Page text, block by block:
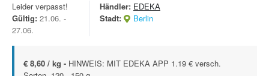
Leider verpasst!
Gültig: 21.06. -
27.06.
Händler: EDEKA
Stadt:
Berlin
€ 8,60 / kg - HINWEIS: MIT EDEKA APP 1.19 € versch.